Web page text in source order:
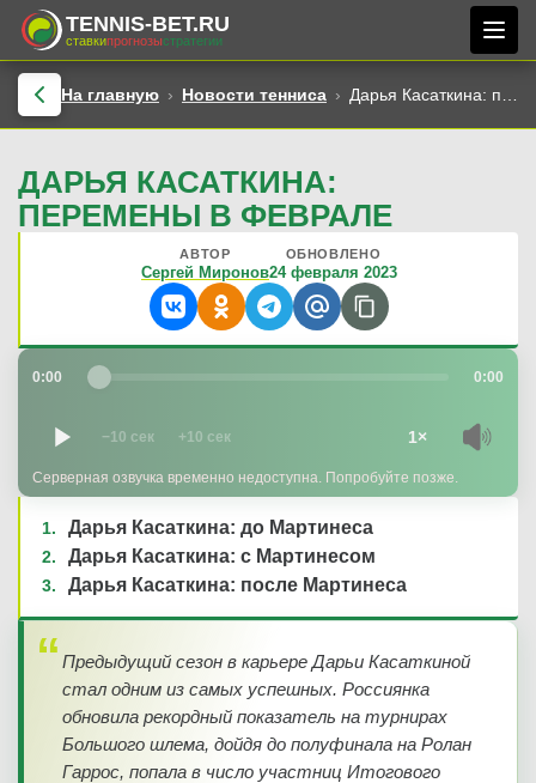
TENNIS-BET.RU
ставкипрогнозыстратегии
На главную Новости тенниса Дарья Касаткина: перемены в феврале
ДАРЬЯ КАСАТКИНА:
ПЕРЕМЕНЫ В ФЕВРАЛЕ
АВТОР
Сергей Миронов
ОБНОВЛЕНО
24 февраля 2023
0:00 0:00
−10 сек +10 сек 1×
Серверная озвучка временно недоступна. Попробуйте позже.
Дарья Касаткина: до Мартинеса
Дарья Касаткина: с Мартинесом
Дарья Касаткина: после Мартинеса
Предыдущий сезон в карьере Дарьи Касаткиной
стал одним из самых успешных. Россиянка
обновила рекордный показатель на турнирах
Большого шлема, дойдя до полуфинала на Ролан
Гаррос, попала в число участниц Итогового